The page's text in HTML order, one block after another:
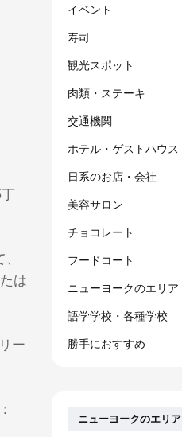
は
ー
イベント
寿司
観光スポット
肉類・ステーキ
交通機関
ホテル・ゲストハウス
日系のお店・会社
美容サロン
チョコレート
フードコート
ニューヨークのエリア
語学学校・各種学校
勝手におすすめ
ニューヨークのエリア